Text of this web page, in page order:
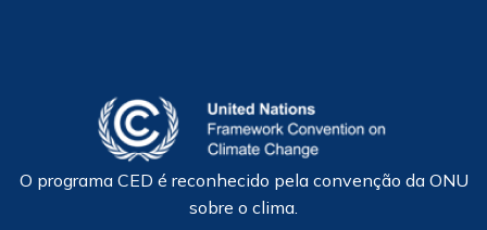
O programa CED é reconhecido pela convenção da ONU
sobre o clima.